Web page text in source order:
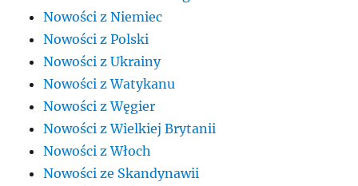
Nowości z Niemiec
Nowości z Polski
Nowości z Ukrainy
Nowości z Watykanu
Nowości z Węgier
Nowości z Wielkiej Brytanii
Nowości z Włoch
Nowości ze Skandynawii